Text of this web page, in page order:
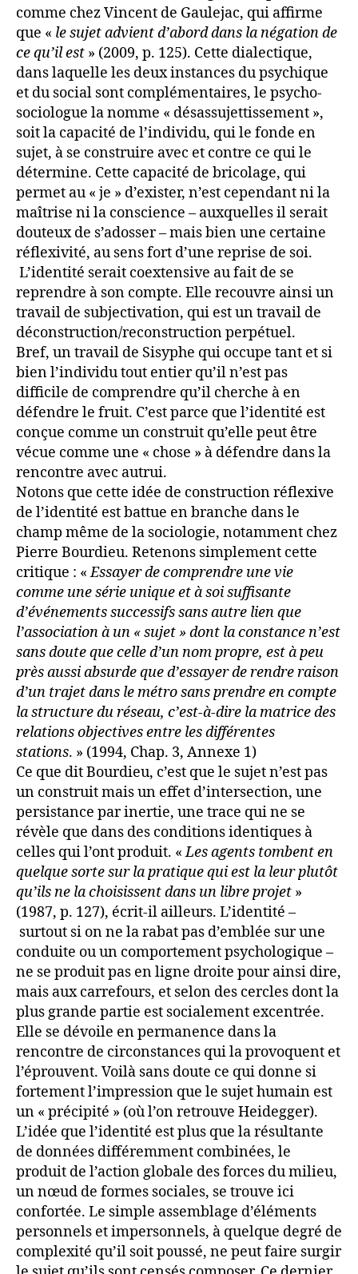
comme chez Vincent de Gaulejac, qui affirme
que « le sujet advient d’abord dans la négation de
ce qu’il est » (2009, p. 125). Cette dialectique,
dans laquelle les deux instances du psychique
et du social sont complémentaires, le psycho-
sociologue la nomme « désassujettissement »,
soit la capacité de l’individu, qui le fonde en
sujet, à se construire avec et contre ce qui le
détermine. Cette capacité de bricolage, qui
permet au « je » d’exister, n’est cependant ni la
maîtrise ni la conscience – auxquelles il serait
douteux de s’adosser – mais bien une certaine
réflexivité, au sens fort d’une reprise de soi.
L’identité serait coextensive au fait de se
reprendre à son compte. Elle recouvre ainsi un
travail de subjectivation, qui est un travail de
déconstruction/reconstruction perpétuel.
Bref, un travail de Sisyphe qui occupe tant et si
bien l’individu tout entier qu’il n’est pas
difficile de comprendre qu’il cherche à en
défendre le fruit. C’est parce que l’identité est
conçue comme un construit qu’elle peut être
vécue comme une « chose » à défendre dans la
rencontre avec autrui.
Notons que cette idée de construction réflexive
de l’identité est battue en branche dans le
champ même de la sociologie, notamment chez
Pierre Bourdieu. Retenons simplement cette
critique : «Essayer de comprendre une vie
comme une série unique et à soi suffisante
d’événements successifs sans autre lien que
l’association à un « sujet » dont la constance n’est
sans doute que celle d’un nom propre, est à peu
près aussi absurde que d’essayer de rendre raison
d’un trajet dans le métro sans prendre en compte
la structure du réseau, c’est-à-dire la matrice des
relations objectives entre les différentes
stations. » (1994, Chap. 3, Annexe 1)
Ce que dit Bourdieu, c’est que le sujet n’est pas
un construit mais un effet d’intersection, une
persistance par inertie, une trace qui ne se
révèle que dans des conditions identiques à
celles qui l’ont produit. «Les agents tombent en
quelque sorte sur la pratique qui est la leur plutôt
qu’ils ne la choisissent dans un libre projet »
(1987, p. 127), écrit-il ailleurs. L’identité –
surtout si on ne la rabat pas d’emblée sur une
conduite ou un comportement psychologique –
ne se produit pas en ligne droite pour ainsi dire,
mais aux carrefours, et selon des cercles dont la
plus grande partie est socialement excentrée.
Elle se dévoile en permanence dans la
rencontre de circonstances qui la provoquent et
l’éprouvent. Voilà sans doute ce qui donne si
fortement l’impression que le sujet humain est
un « précipité » (où l’on retrouve Heidegger).
L’idée que l’identité est plus que la résultante
de données différemment combinées, le
produit de l’action globale des forces du milieu,
un nœud de formes sociales, se trouve ici
confortée. Le simple assemblage d’éléments
personnels et impersonnels, à quelque degré de
complexité qu’il soit poussé, ne peut faire surgir